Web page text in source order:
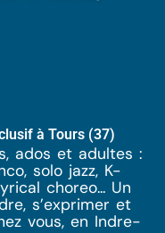
à Tours (37)
ados et adultes :
solo jazz, K-
choreo... Un
s’exprimer et
vous, en Indre-